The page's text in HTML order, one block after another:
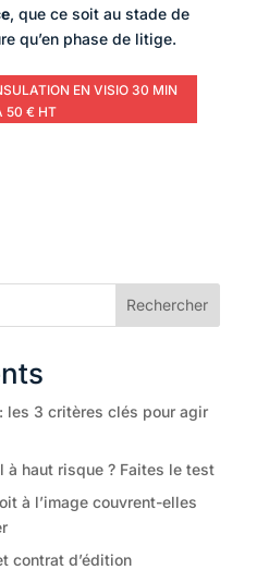
, que ce soit au stade de
qu’en phase de litige.
EN VISIO 30 MIN
50 € HT
Rechercher
les 3 critères clés pour agir
à haut risque ? Faites le test
à l’image couvrent-elles
contrat d’édition